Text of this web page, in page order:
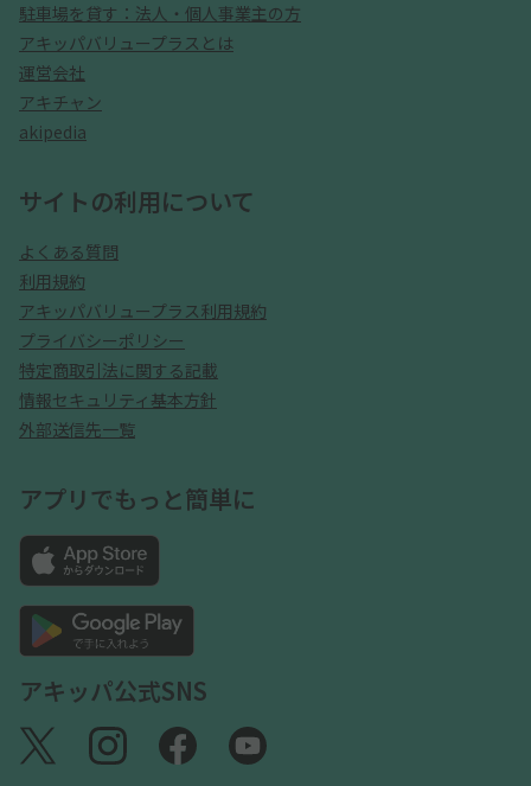
駐車場を貸す：法人・個人事業主の方
アキッパバリュープラスとは
運営会社
アキチャン
akipedia
サイトの利用について
よくある質問
利用規約
アキッパバリュープラス利用規約
プライバシーポリシー
特定商取引法に関する記載
情報セキュリティ基本方針
外部送信先一覧
アプリでもっと簡単に
アキッパ公式SNS